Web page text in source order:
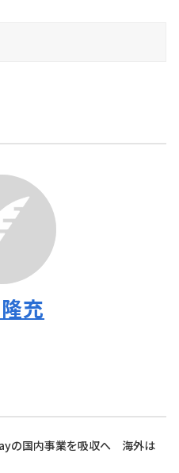
充
の国内事業を吸収へ 海外は